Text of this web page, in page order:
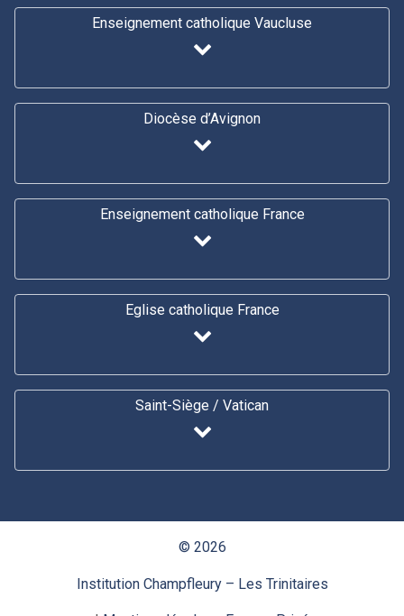
Enseignement catholique Vaucluse
Diocèse d’Avignon
Enseignement catholique France
Eglise catholique France
Saint-Siège / Vatican
© 2026
Institution Champfleury – Les Trinitaires